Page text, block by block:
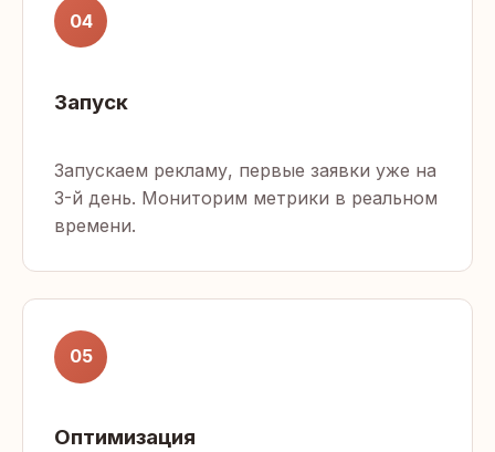
04
Запуск
Запускаем рекламу, первые заявки уже на
3-й день. Мониторим метрики в реальном
времени.
05
Оптимизация